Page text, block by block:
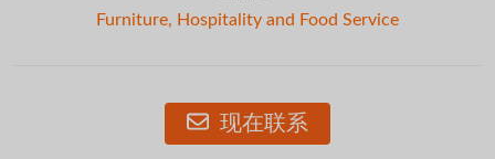
Furniture, Hospitality and Food Service
现在联系